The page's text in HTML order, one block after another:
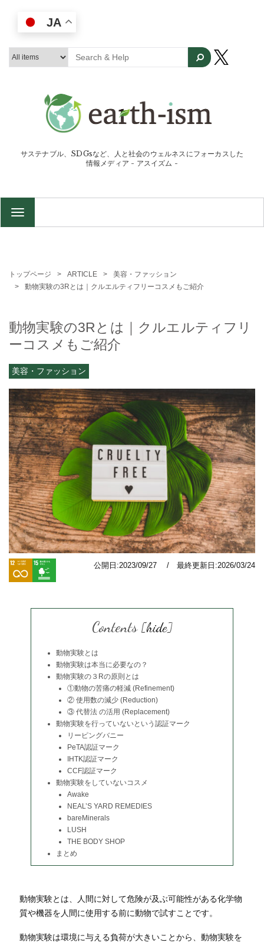
サステナブル、SDGsなど、人と社会のウェルネスにフォーカスした
情報メディア - アスイズム -
TOGGLE
トップページ ARTICLE
美容・ファッション
動物実験の3Rとは｜クルエルティフリーコスメもご紹介
動物実験の3Rとは｜クルエルティフリ
ーコスメもご紹介
美容・ファッション
公開日:2023/09/27 / 最終更新日:2026/03/24
Contents [hide]
動物実験とは
動物実験は本当に必要なの？
動物実験の３Rの原則とは
①動物の苦痛の軽減 (Refinement)
② 使用数の減少 (Reduction)
③ 代替法 の活用 (Replacement)
動物実験を行っていないという認証マーク
リーピングバニー
PeTA認証マーク
IHTK認証マーク
CCF認証マーク
動物実験をしていないコスメ
Awake
NEAL’S YARD REMEDIES
bareMinerals
LUSH
THE BODY SHOP
まとめ
動物実験とは、人間に対して危険が及ぶ可能性がある化学物
質や機器を人間に使用する前に動物で試すことです。
動物実験は環境に与える負荷が大きいことから、動物実験を
JA